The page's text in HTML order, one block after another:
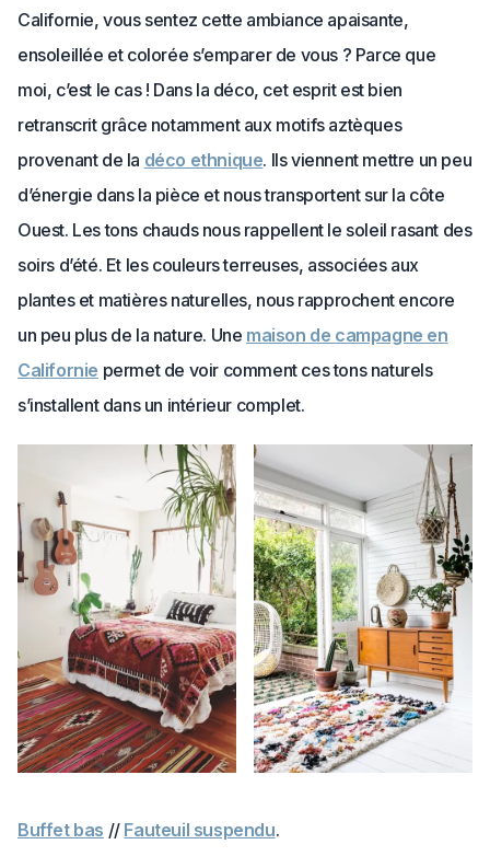
Californie, vous sentez cette ambiance apaisante,
ensoleillée et colorée s’emparer de vous ? Parce que
moi, c’est le cas ! Dans la déco, cet esprit est bien
retranscrit grâce notamment aux motifs aztèques
provenant de la déco ethnique. Ils viennent mettre un peu
d’énergie dans la pièce et nous transportent sur la côte
Ouest. Les tons chauds nous rappellent le soleil rasant des
soirs d’été. Et les couleurs terreuses, associées aux
plantes et matières naturelles, nous rapprochent encore
un peu plus de la nature. Une maison de campagne en
Californie permet de voir comment ces tons naturels
s’installent dans un intérieur complet.
Buffet bas // Fauteuil suspendu.